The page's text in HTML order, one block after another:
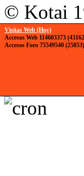
© Kotai
Visitas Web (Hoy)
Accesos Web 114603373
Accesos Foro 75549540 (25853)